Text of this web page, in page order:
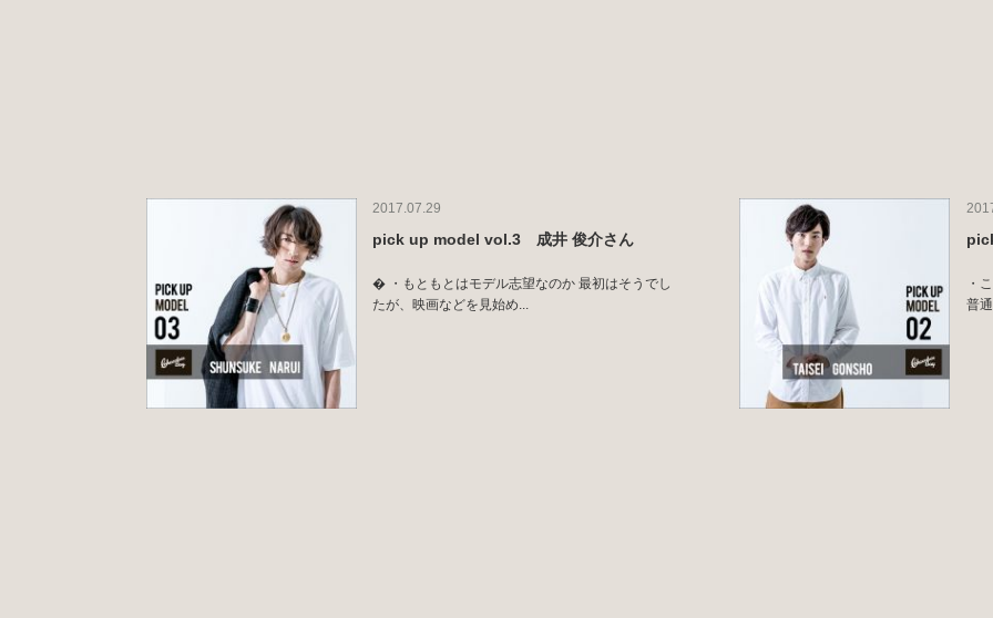
2017.07.29
pick up model vol.3 成井 俊介さん
� ・もともとはモデル志望なのか 最初はそうでし
たが、映画などを見始め...
・
普